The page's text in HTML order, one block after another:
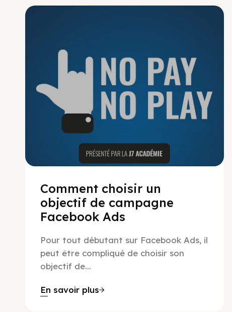
Comment choisir un
objectif de campagne
Facebook Ads
Pour tout débutant sur Facebook Ads, il
peut être compliqué de choisir son
objectif de...
En savoir plus